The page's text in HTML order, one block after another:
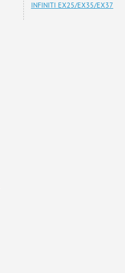
INFINITI EX25/EX35/EX37